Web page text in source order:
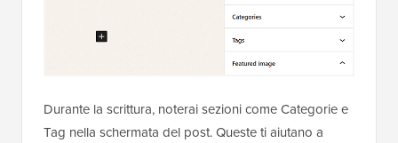
Durante la scrittura, noterai sezioni come Categorie e
Tag nella schermata del post. Queste ti aiutano a